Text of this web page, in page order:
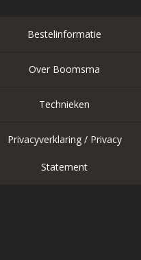
Bestelinformatie
Over Boomsma
Technieken
Privacyverklaring / Privacy
Statement